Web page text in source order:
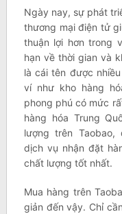
Ngày nay, sự phát
thương mại điện tử
thuận lợi hơn trong
hạn về thời gian và
là cái tên được
ví như kho hàng
phong phú có mức
hàng hóa Trung
lượng trên Taobao,
dịch vụ nhận đặt
chất lượng tốt nhất.
Mua hàng trên
giản đến vậy. Chỉ